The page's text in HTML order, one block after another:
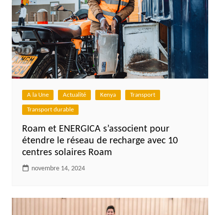
A la Une Actualité Kenya Transport
Transport durable
Roam et ENERGICA s’associent pour
étendre le réseau de recharge avec 10
centres solaires Roam
novembre 14, 2024